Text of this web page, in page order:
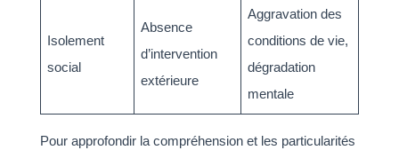
Isolement
social
Absence
d’intervention
extérieure
Aggravation des
conditions de vie,
dégradation
mentale
Pour approfondir la compréhension et les particularités